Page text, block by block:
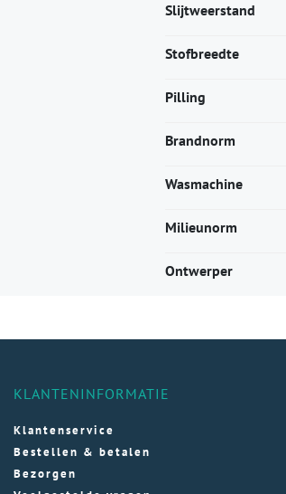
Slijtweerstand
Stofbreedte
Pilling
Brandnorm
Wasmachine
Milieunorm
Ontwerper
KLANTENINFORMATIE
Klantenservice
Bestellen & betalen
Bezorgen